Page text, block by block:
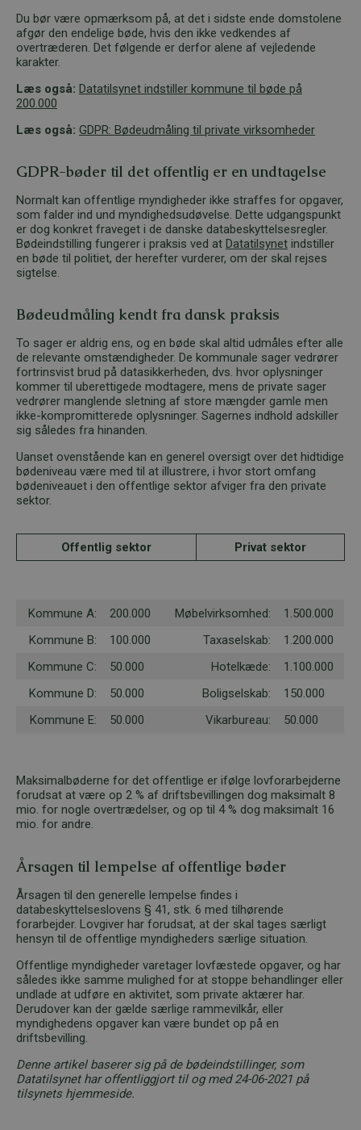
Du bør være opmærksom på, at det i sidste ende domstolene
afgør den endelige bøde, hvis den ikke vedkendes af
overtræderen. Det følgende er derfor alene af vejledende
karakter.
Læs også: Datatilsynet indstiller kommune til bøde på
200.000
Læs også: GDPR: Bødeudmåling til private virksomheder
GDPR-bøder til det offentlig er en undtagelse
Normalt kan offentlige myndigheder ikke straffes for opgaver,
som falder ind und myndighedsudøvelse. Dette udgangspunkt
er dog konkret fraveget i de danske databeskyttelsesregler.
Bødeindstilling fungerer i praksis ved at Datatilsynet indstiller
en bøde til politiet, der herefter vurderer, om der skal rejses
sigtelse.
Bødeudmåling kendt fra dansk praksis
To sager er aldrig ens, og en bøde skal altid udmåles efter alle
de relevante omstændigheder. De kommunale sager vedrører
fortrinsvist brud på datasikkerheden, dvs. hvor oplysninger
kommer til uberettigede modtagere, mens de private sager
vedrører manglende sletning af store mængder gamle men
ikke-kompromitterede oplysninger. Sagernes indhold adskiller
sig således fra hinanden.
Uanset ovenstående kan en generel oversigt over det hidtidige
bødeniveau være med til at illustrere, i hvor stort omfang
bødeniveauet i den offentlige sektor afviger fra den private
sektor.
Offentlig sektor Privat sektor
Kommune A: 200.000 Møbelvirksomhed:
1.500.000
Kommune B:
100.000 Taxaselskab:
1.200.000
Kommune C:
50.000 Hotelkæde:
1.100.000
Kommune D:
50.000 Boligselskab:
150.000
Kommune E:
50.000 Vikarbureau: 50.000
Maksimalbøderne for det offentlige er ifølge lovforarbejderne
forudsat at være op 2 % af driftsbevillingen dog maksimalt 8
mio. for nogle overtrædelser, og op til 4 % dog maksimalt 16
mio. for andre.
Årsagen til lempelse af offentlige bøder
Årsagen til den generelle lempelse findes i
databeskyttelseslovens § 41, stk. 6 med tilhørende
forarbejder. Lovgiver har forudsat, at der skal tages særligt
hensyn til de offentlige myndigheders særlige situation.
Offentlige myndigheder varetager lovfæstede opgaver, og har
således ikke samme mulighed for at stoppe behandlinger eller
undlade at udføre en aktivitet, som private aktærer har.
Derudover kan der gælde særlige rammevilkår, eller
myndighedens opgaver kan være bundet op på en
driftsbevilling.
Denne artikel baserer sig på de bødeindstillinger, som
Datatilsynet har offentliggjort til og med 24-06-2021 på
tilsynets hjemmeside.